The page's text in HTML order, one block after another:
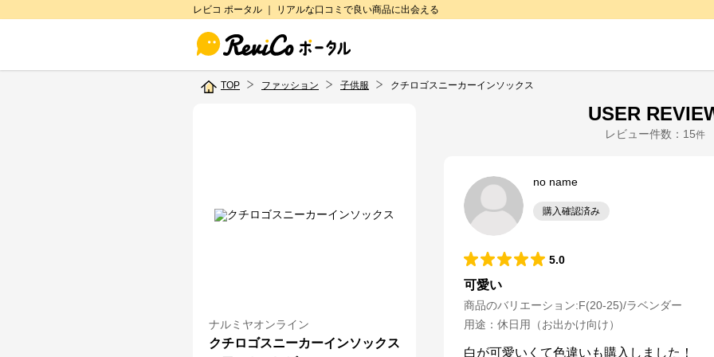
レビコ ポータル ｜ リアルな口コミで良い商品に出会える
TOP ファッション 子供服 クチロゴスニーカーインソックス
ナルミヤオンライン
クチロゴスニーカーインソックス
USER
レビュー件数： 15件
no name
購入確認済み
5.0
可愛い
商品のバリエーション:F(20-25)/ラベンダー
用途 ： 休日用（お出かけ向け）
白が可愛いくて色違いも購入しました！